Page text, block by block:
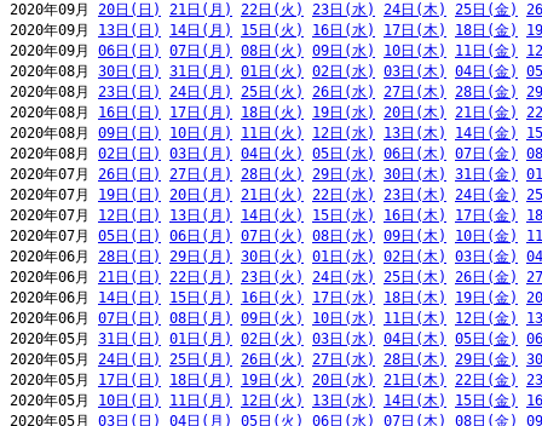
2020年09月 20日(日) 21日(月) 22日(火) 23日(水) 24日(木) 25日(金)
2020年09月 13日(日) 14日(月) 15日(火) 16日(水) 17日(木) 18日(金)
2020年09月 06日(日) 07日(月) 08日(火) 09日(水) 10日(木) 11日(金)
2020年08月 30日(日) 31日(月) 01日(火) 02日(水) 03日(木) 04日(金)
2020年08月 23日(日) 24日(月) 25日(火) 26日(水) 27日(木) 28日(金)
2020年08月 16日(日) 17日(月) 18日(火) 19日(水) 20日(木) 21日(金)
2020年08月 09日(日) 10日(月) 11日(火) 12日(水) 13日(木) 14日(金)
2020年08月 02日(日) 03日(月) 04日(火) 05日(水) 06日(木) 07日(金)
2020年07月 26日(日) 27日(月) 28日(火) 29日(水) 30日(木) 31日(金)
2020年07月 19日(日) 20日(月) 21日(火) 22日(水) 23日(木) 24日(金)
2020年07月 12日(日) 13日(月) 14日(火) 15日(水) 16日(木) 17日(金)
2020年07月 05日(日) 06日(月) 07日(火) 08日(水) 09日(木) 10日(金)
2020年06月 28日(日) 29日(月) 30日(火) 01日(水) 02日(木) 03日(金)
2020年06月 21日(日) 22日(月) 23日(火) 24日(水) 25日(木) 26日(金)
2020年06月 14日(日) 15日(月) 16日(火) 17日(水) 18日(木) 19日(金)
2020年06月 07日(日) 08日(月) 09日(火) 10日(水) 11日(木) 12日(金)
2020年05月 31日(日) 01日(月) 02日(火) 03日(水) 04日(木) 05日(金)
2020年05月 24日(日) 25日(月) 26日(火) 27日(水) 28日(木) 29日(金)
2020年05月 17日(日) 18日(月) 19日(火) 20日(水) 21日(木) 22日(金)
2020年05月 10日(日) 11日(月) 12日(火) 13日(水) 14日(木) 15日(金)
2020年05月 03日(日) 04日(月) 05日(火) 06日(水) 07日(木) 08日(金)